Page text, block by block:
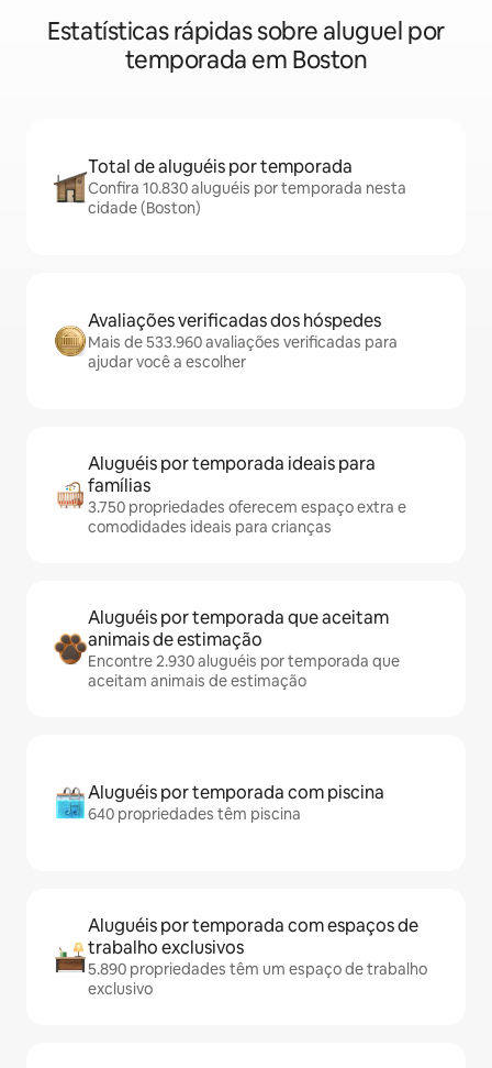
Estatísticas rápidas sobre aluguel por
temporada em Boston
Total de aluguéis por temporada
Confira 10.830 aluguéis por temporada nesta
cidade (Boston)
Avaliações verificadas dos hóspedes
Mais de 533.960 avaliações verificadas para
ajudar você a escolher
Aluguéis por temporada ideais para
famílias
3.750 propriedades oferecem espaço extra e
comodidades ideais para crianças
Aluguéis por temporada que aceitam
animais de estimação
Encontre 2.930 aluguéis por temporada que
aceitam animais de estimação
Aluguéis por temporada com piscina
640 propriedades têm piscina
Aluguéis por temporada com espaços de
trabalho exclusivos
5.890 propriedades têm um espaço de trabalho
exclusivo